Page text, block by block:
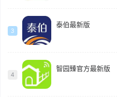
3
泰伯最新版
4
智园臻官方最新版